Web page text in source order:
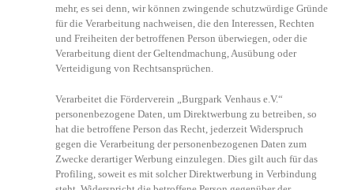
mehr, es sei denn, wir können zwingende schutzwürdige Gründe
für die Verarbeitung nachweisen, die den Interessen, Rechten
und Freiheiten der betroffenen Person überwiegen, oder die
Verarbeitung dient der Geltendmachung, Ausübung oder
Verteidigung von Rechtsansprüchen.
Verarbeitet die Förderverein „Burgpark Venhaus e.V.“
personenbezogene Daten, um Direktwerbung zu betreiben, so
hat die betroffene Person das Recht, jederzeit Widerspruch
gegen die Verarbeitung der personenbezogenen Daten zum
Zwecke derartiger Werbung einzulegen. Dies gilt auch für das
Profiling, soweit es mit solcher Direktwerbung in Verbindung